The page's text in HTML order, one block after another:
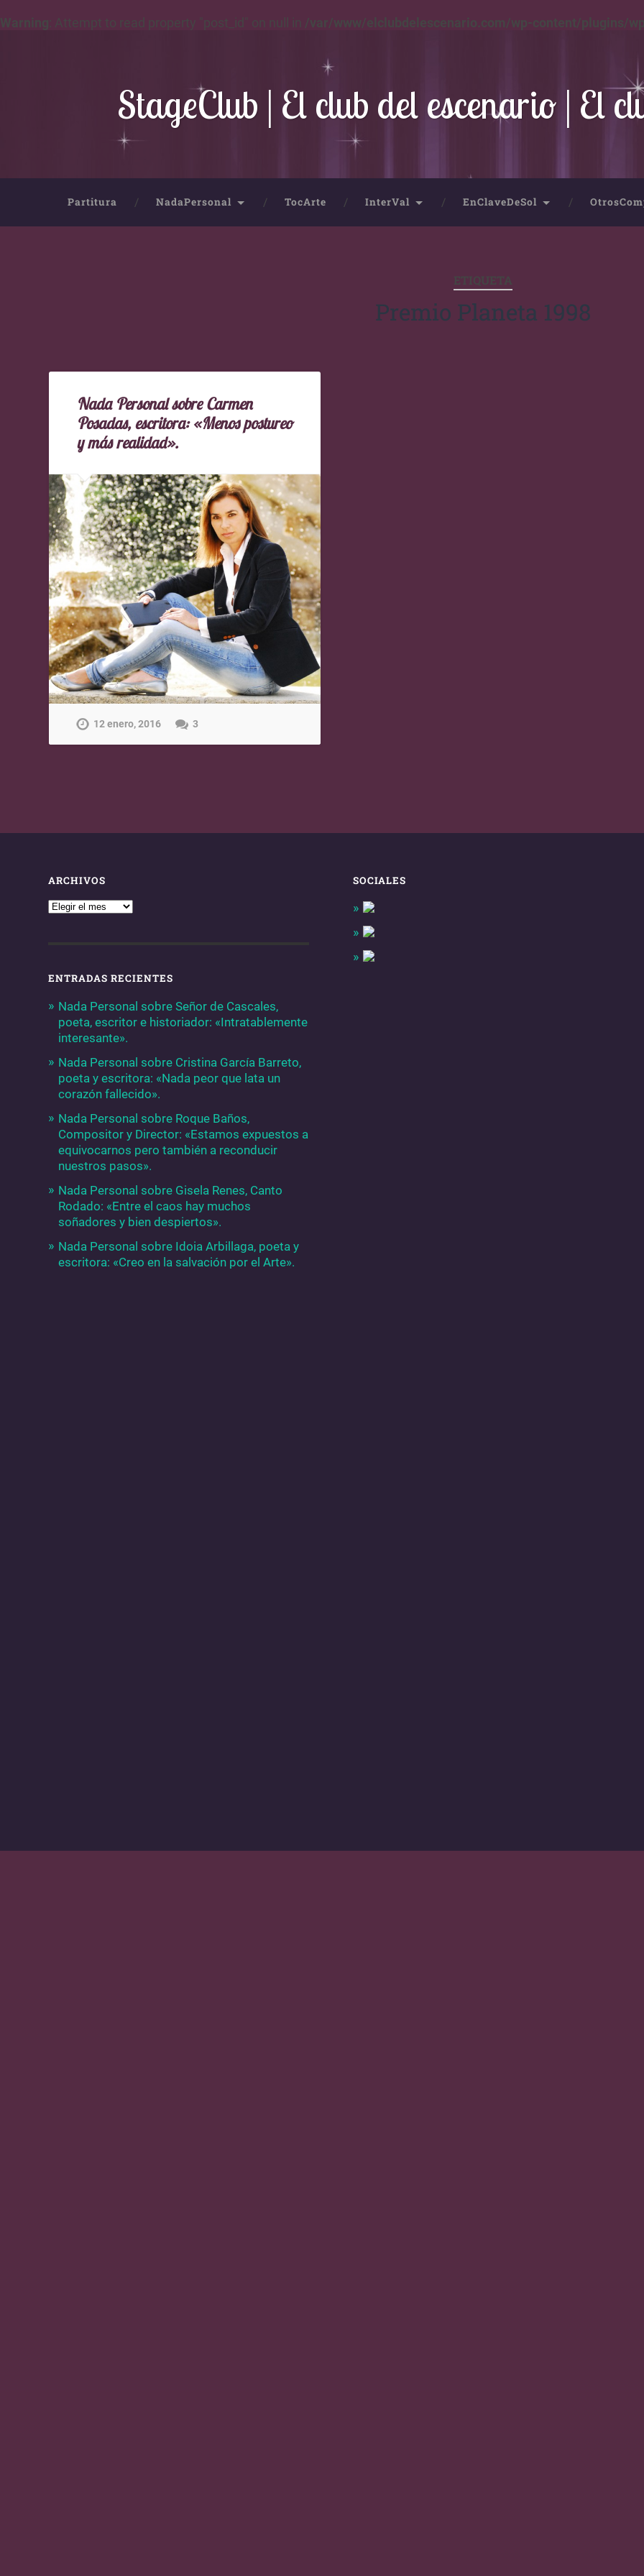
Warning : Attempt to read property "post_id" on null in /var/www/elclubdelescenario.com/wp-content/plugins/
StageClub | El club del escenario | El
Partitura NadaPersonal TocArte InterVal EnClaveDeSol
ETIQUETA
Premio Planeta 1998
Nada Personal sobre Carmen
Posadas, escritora: «Menos postureo
y más realidad».
12 enero, 2016 3
ARCHIVOS
ENTRADAS RECIENTES
Nada Personal sobre Señor de Cascales,
poeta, escritor e historiador: «Intratablemente
interesante».
Nada Personal sobre Cristina García Barreto,
poeta y escritora: «Nada peor que lata un
corazón fallecido».
Nada Personal sobre Roque Baños,
Compositor y Director: «Estamos expuestos a
equivocarnos pero también a reconducir
nuestros pasos».
Nada Personal sobre Gisela Renes, Canto
Rodado: «Entre el caos hay muchos
soñadores y bien despiertos».
Nada Personal sobre Idoia Arbillaga, poeta y
escritora: «Creo en la salvación por el Arte».
SOCIALES